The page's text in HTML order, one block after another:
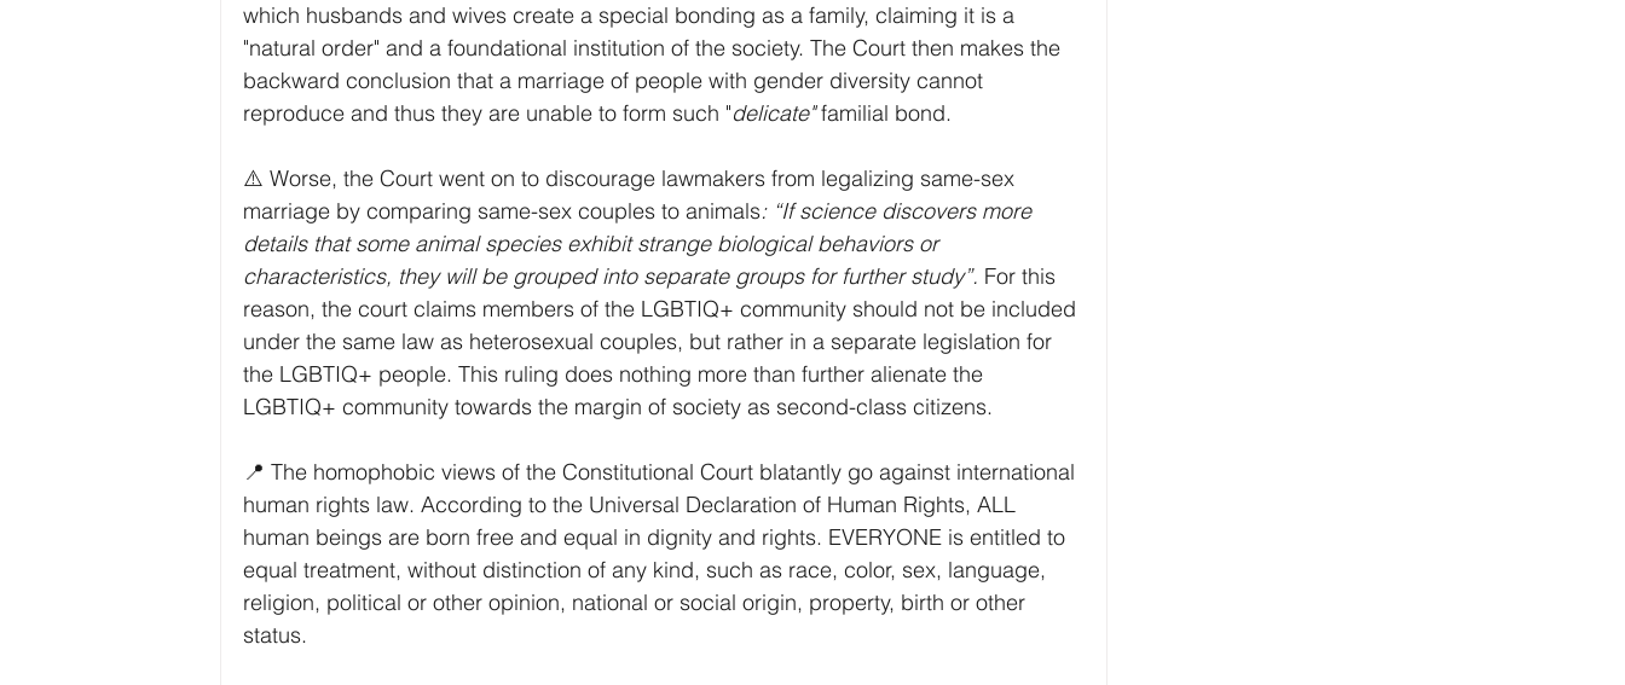
which husbands and wives create a special bonding as a family, claiming it is a
"natural order" and a foundational institution of the society. The Court then makes the
backward conclusion that a marriage of people with gender diversity cannot
reproduce and thus they are unable to form such "delicate" familial bond.
⚠️ Worse, the Court went on to discourage lawmakers from legalizing same-sex
marriage by comparing same-sex couples to animals: “If science discovers more
details that some animal species exhibit strange biological behaviors or
characteristics, they will be grouped into separate groups for further study”. For this
reason, the court claims members of the LGBTIQ+ community should not be included
under the same law as heterosexual couples, but rather in a separate legislation for
the LGBTIQ+ people. This ruling does nothing more than further alienate the
LGBTIQ+ community towards the margin of society as second-class citizens.
📍 The homophobic views of the Constitutional Court blatantly go against international
human rights law. According to the Universal Declaration of Human Rights, ALL
human beings are born free and equal in dignity and rights. EVERYONE is entitled to
equal treatment, without distinction of any kind, such as race, color, sex, language,
religion, political or other opinion, national or social origin, property, birth or other
status.